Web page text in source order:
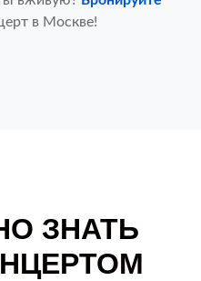
в Москве!
ЗНАТЬ